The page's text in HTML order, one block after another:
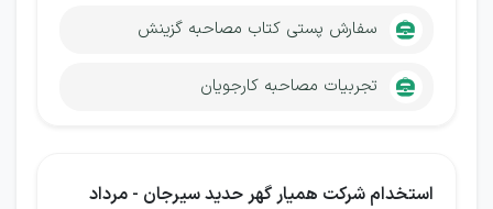
سفارش پستی کتاب مصاحبه گزینش
تجربیات مصاحبه کارجویان
استخدام شرکت همیار گهر حدید سیرجان - مرداد